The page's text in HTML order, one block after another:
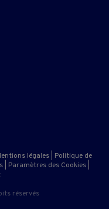
légales
Politique de
Paramètres des Cookies
réservés